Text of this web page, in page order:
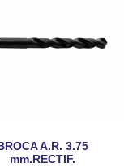
A.R. 3.75
mm.RECTIF.